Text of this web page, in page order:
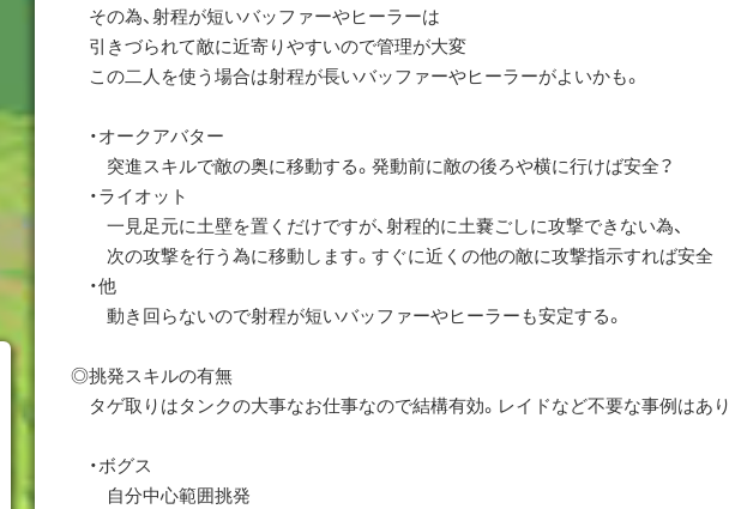
その為、射程が短いバッファーやヒーラーは
引きづられて敵に近寄りやすいので管理が大変
この二人を使う場合は射程が長いバッファーやヒーラーがよいかも。
・オークアバター
突進スキルで敵の奥に移動する。発動前に敵の後ろや横に行けば安全？
・ライオット
一見足元に土壁を置くだけですが、射程的に土嚢ごしに攻撃できない為、
次の攻撃を行う為に移動します。すぐに近くの他の敵に攻撃指示すれば安全
・他
動き回らないので射程が短いバッファーやヒーラーも安定する。
◎挑発スキルの有無
タゲ取りはタンクの大事なお仕事なので結構有効。レイドなど不要な事例はあり
・ボグス
自分中心範囲挑発